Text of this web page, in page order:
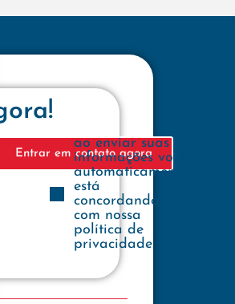
Entrar em contato agora
ao enviar suas
informações você
automaticamente
está
concordando
com nossa
política de
privacidade